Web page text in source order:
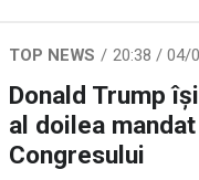
TOP NEWS 20:38 / 04/
Donald Trump
al doilea
Congresului